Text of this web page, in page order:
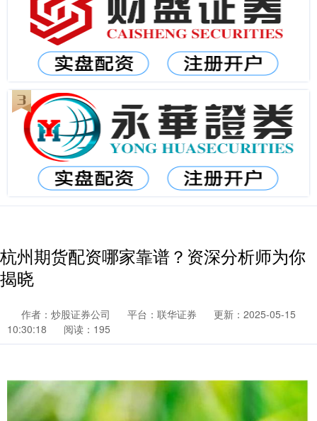
杭州期货配资哪家靠谱？资深分析师为你
揭晓
作者：炒股证券公司 平台：联华证券
更新：2025-05-15
10:30:18
阅读：195